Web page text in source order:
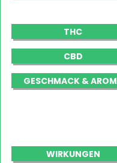
THC
CBD
GESCHMACK &
WIRKUNGEN